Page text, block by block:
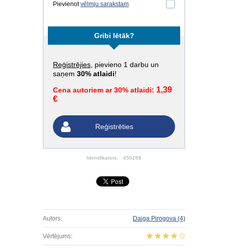
Pievienotvēlmju sarakstam
Gribi lētāk?
Reģistrējies , pievieno 1 darbu un
saņem 30% atlaidi!
Cena autoriem ar 30% atlaidi: 1,39
€
Reģistrēties
Identifikators: 450268
Autors: Daiga Pirogova (4)
Vērtējums: